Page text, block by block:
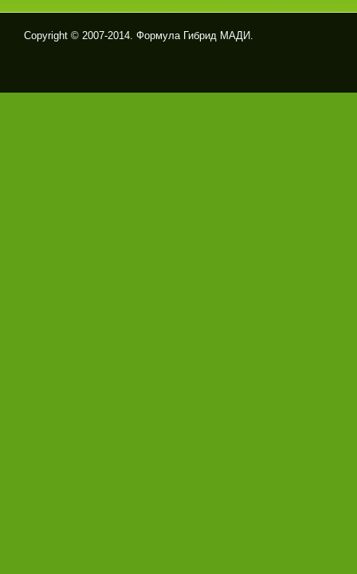
Copyright © 2007-2014. Формула Гибрид МАДИ.